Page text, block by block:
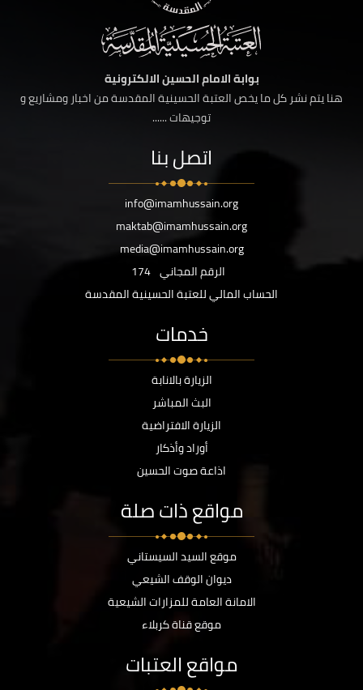
بوابة الامام الحسين الالكترونية
هنا يتم نشر كل ما يخص العتبة الحسينية المقدسة من اخبار ومشاريع و
توجيهات ......
اتصل بنا
info@imamhussain.org
maktab@imamhussain.org
media@imamhussain.org
الرقم المجاني 174
الحساب المالي للعتبة الحسينية المقدسة
خدمات
الزيارة بالانابة
البث المباشر
الزيارة الافتراضية
أوراد وأذكار
اذاعة صوت الحسين
مواقع ذات صلة
موقع السيد السيستاني
ديوان الوقف الشيعي
الامانة العامة للمزارات الشيعية
موقع قناة كربلاء
مواقع العتبات